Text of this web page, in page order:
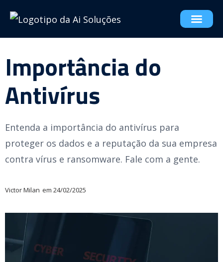
Importância do
Antivírus
Entenda a importância do antivírus para
proteger os dados e a reputação da sua empresa
contra vírus e ransomware. Fale com a gente.
Victor Milan em 24/02/2025